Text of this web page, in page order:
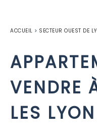
ACCUEIL > SECTEUR OUEST DE
VENDRE
LES LYON